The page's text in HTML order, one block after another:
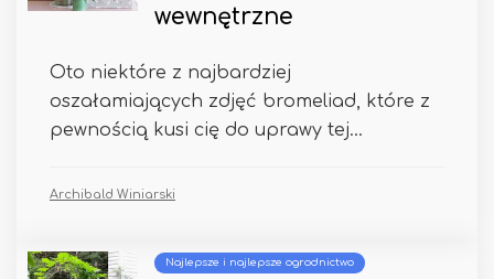
wewnętrzne
Oto niektóre z najbardziej
oszałamiających zdjęć bromeliad, które z
pewnością kusi cię do uprawy tej...
Archibald Winiarski
Najlepsze i najlepsze ogrodnictwo